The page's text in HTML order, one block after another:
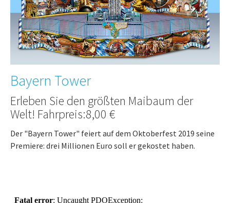
Bayern Tower
Erleben Sie den größten Maibaum der
Welt! Fahrpreis:8,00 €
Der "Bayern Tower" feiert auf dem Oktoberfest 2019 seine
Premiere: drei Millionen Euro soll er gekostet haben.